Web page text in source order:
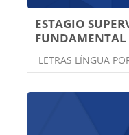
ESTAGIO
Categoria do curso
LETRAS LÍNGUA